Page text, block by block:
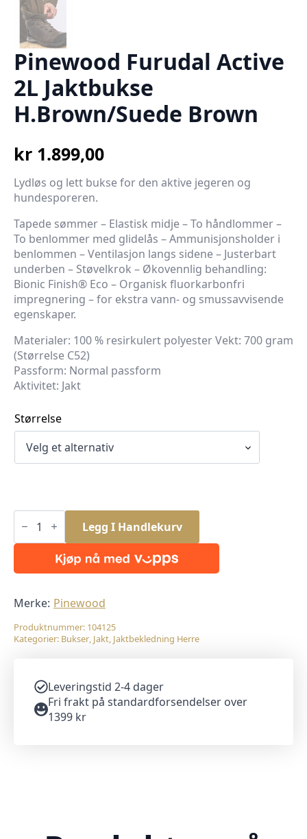
Pinewood Furudal Active
2L Jaktbukse
H.Brown/Suede Brown
kr 1.899,00
Lydløs og lett bukse for den aktive jegeren og
hundesporeren.
Tapede sømmer – Elastisk midje – To håndlommer –
To benlommer med glidelås – Ammunisjonsholder i
benlommen – Ventilasjon langs sidene – Justerbart
underben – Støvelkrok – Økovennlig behandling:
Bionic Finish® Eco – Organisk fluorkarbonfri
impregnering – for ekstra vann- og smussavvisende
egenskaper.
Materialer: 100 % resirkulert polyester Vekt: 700 gram
(Størrelse C52)
Passform: Normal passform
Aktivitet: Jakt
Størrelse
Pinewood
Furudal
2L
Jaktbukse
H.Brown/Suede
Legg I Handlekurv
Merke: Pinewood
Produktnummer: 104125
Kategorier: Bukser Jakt Jaktbekledning Herre
Leveringstid 2-4 dager
Fri frakt på standardforsendelser over
1399 kr